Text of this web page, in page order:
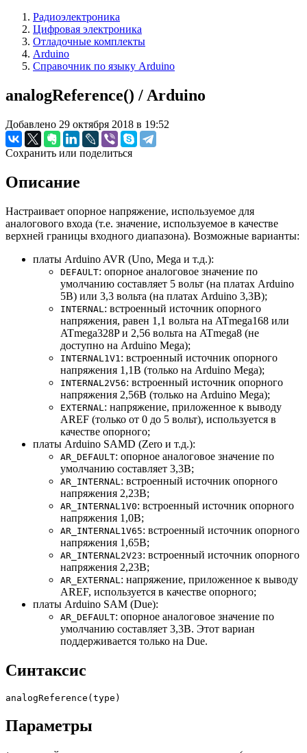
Радиоэлектроника
Цифровая электроника
Отладочные комплекты
Arduino
Справочник по языку Arduino
analogReference() / Arduino
Добавлено 29 октября 2018 в 19:52
Сохранить или поделиться
Описание
Настраивает опорное напряжение, используемое для
аналогового входа (т.е. значение, используемое в качестве
верхней границы входного диапазона). Возможные варианты:
платы Arduino AVR (Uno, Mega и т.д.):
DEFAULT: опорное аналоговое значение по
умолчанию составляет 5 вольт (на платах Arduino
5В) или 3,3 вольта (на платах Arduino 3,3В);
INTERNAL : встроенный источник опорного
напряжения, равен 1,1 вольта на ATmega168 или
ATmega328P и 2,56 вольта на ATmega8 (не
доступно на Arduino Mega);
INTERNAL1V1 : встроенный источник опорного
напряжения 1,1В (только на Arduino Mega);
INTERNAL2V56: встроенный источник опорного
напряжения 2,56В (только на Arduino Mega);
EXTERNAL : напряжение, приложенное к выводу
AREF (только от 0 до 5 вольт), используется в
качестве опорного;
платы Arduino SAMD (Zero и т.д.):
AR_DEFAULT: опорное аналоговое значение по
умолчанию составляет 3,3В;
AR_INTERNAL : встроенный источник опорного
напряжения 2,23В;
AR_INTERNAL1V0: встроенный источник опорного
напряжения 1,0В;
AR_INTERNAL1V65: встроенный источник опорного
напряжения 1,65В;
AR_INTERNAL2V23: встроенный источник опорного
напряжения 2,23В;
AR_EXTERNAL : напряжение, приложенное к выводу
AREF, используется в качестве опорного;
платы Arduino SAM (Due):
AR_DEFAULT: опорное аналоговое значение по
умолчанию составляет 3,3В. Этот вариан
поддерживается только на Due.
Синтаксис
analogReference ( type )
Параметры